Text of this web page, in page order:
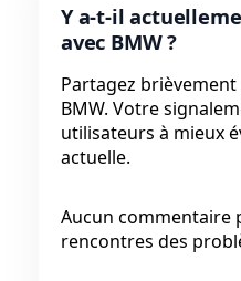
Y a-t-il
avec BMW ?
Partagez
BMW. Votre
utilisateurs à mieux
actuelle.
Aucun commentaire
rencontres des